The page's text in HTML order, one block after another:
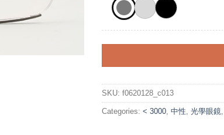
SKU: f0620128_c013
Categories: < 3000 中性 光學眼鏡